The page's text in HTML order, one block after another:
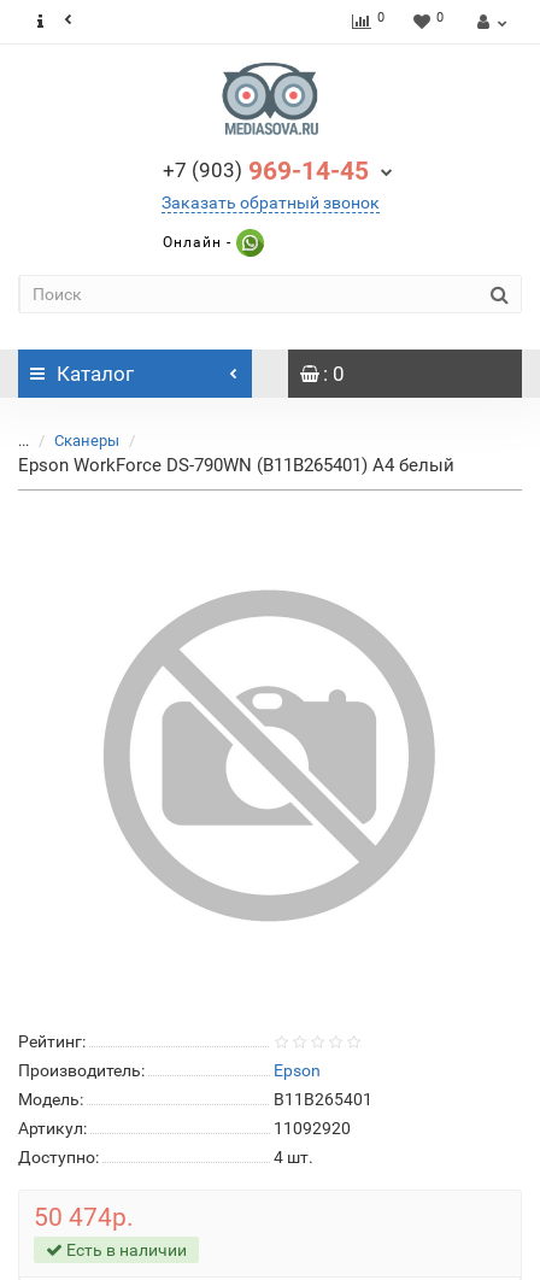
0 0
+7 (903) 969-14-45
Заказать обратный звонок
Онлайн -
Каталог : 0
... Сканеры
Epson WorkForce DS-790WN (B11B265401) A4 белый
Рейтинг:
Производитель:
Epson
Модель:
B11B265401
Артикул:
11092920
Доступно:
4 шт.
50 474р.
Есть в наличии